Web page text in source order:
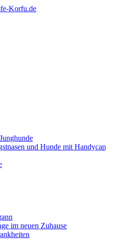
Korfu.de
und Hunde mit Handycap
im neuen Zuhause